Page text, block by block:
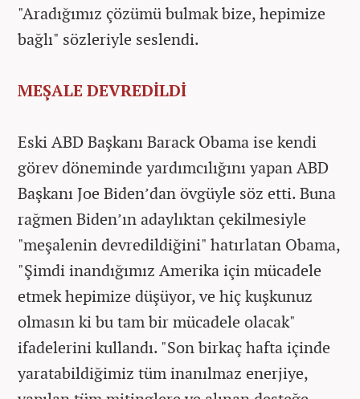
"Aradığımız çözümü bulmak bize, hepimize
bağlı" sözleriyle seslendi.
MEŞALE DEVREDİLDİ
Eski ABD Başkanı Barack Obama ise kendi
görev döneminde yardımcılığını yapan ABD
Başkanı Joe Biden’dan övgüyle söz etti. Buna
rağmen Biden’ın adaylıktan çekilmesiyle
"meşalenin devredildiğini" hatırlatan Obama,
"Şimdi inandığımız Amerika için mücadele
etmek hepimize düşüyor, ve hiç kuşkunuz
olmasın ki bu tam bir mücadele olacak"
ifadelerini kullandı. "Son birkaç hafta içinde
yaratabildiğimiz tüm inanılmaz enerjiye,